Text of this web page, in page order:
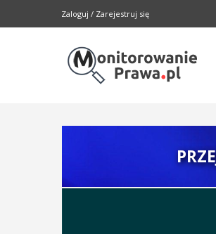
Zaloguj / Zarejestruj się